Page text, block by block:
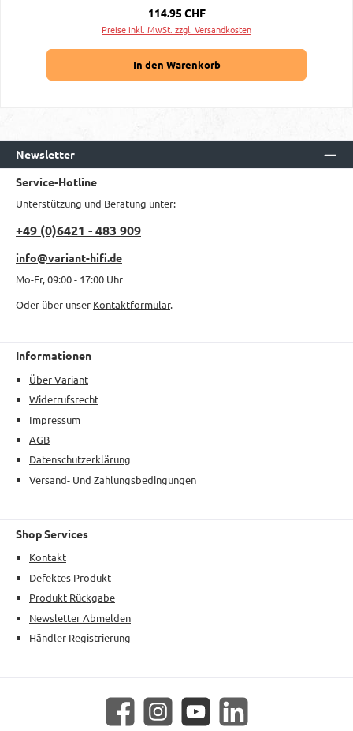
Regulärer Preis:
114.95 CHF
Preise inkl. MwSt. zzgl. Versandkosten
In den Warenkorb
Newsletter
Service-Hotline
Unterstützung und Beratung unter:
+49 (0)6421 - 483 909
info@variant-hifi.de
Mo-Fr, 09:00 - 17:00 Uhr
Oder über unser Kontaktformular.
Informationen
Über Variant
Widerrufsrecht
Impressum
AGB
Datenschutzerklärung
Versand- Und Zahlungsbedingungen
Shop Services
Kontakt
Defektes Produkt
Produkt Rückgabe
Newsletter Abmelden
Händler Registrierung
Facebook Instagram YouTube LinkedIn